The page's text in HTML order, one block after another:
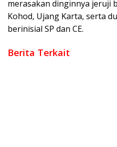
merasakan dinginnya jeruji
Kohod, Ujang Karta, serta
berinisial SP dan CE.
Berita Terkait